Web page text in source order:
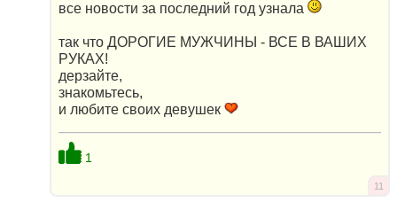
все новости за последний год узнала
так что ДОРОГИЕ МУЖЧИНЫ - ВСЕ В ВАШИХ
РУКАХ!
дерзайте,
знакомьтесь,
и любите своих девушек
1
11